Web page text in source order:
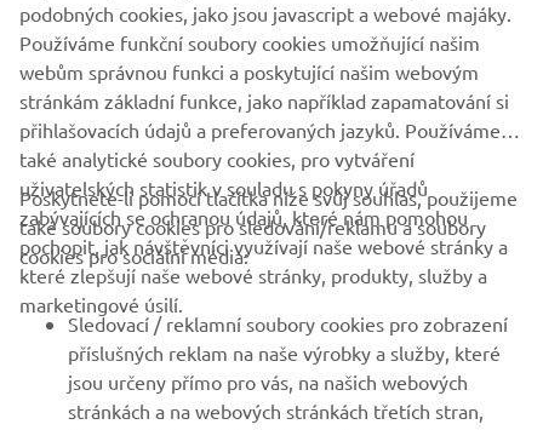
OFICIÁLNÍ INTERNETOVÉ STRÁNKY PACIFIC CRAFT
FIREMNÍ
B2B
VÍCE YAMAHA
PODPORA
podobných cookies, jako jsou javascript a webové majáky.
Používáme funkční soubory cookies umožňující našim
webům správnou funkci a poskytující našim webovým
stránkám základní funkce, jako například zapamatování si
přihlašovacích údajů a preferovaných jazyků. Používáme
také analytické soubory cookies, pro vytváření
uživatelských statistik v souladu s pokyny úřadů
zabývajících se ochranou údajů, které nám pomohou
pochopit, jak návštěvníci využívají naše webové stránky a
které zlepšují naše webové stránky, produkty, služby a
marketingové úsilí.
Poskytnete-li pomocí tlačítka níže svůj souhlas, použijeme
také soubory cookies pro sledování/reklamu a soubory
cookies pro sociální média:
Sledovací / reklamní soubory cookies pro zobrazení
příslušných reklam na naše výrobky a služby, které
jsou určeny přímo pro vás, na našich webových
stránkách a na webových stránkách třetích stran,